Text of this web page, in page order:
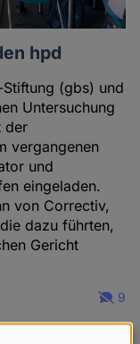
hpd
(gbs) und
Untersuchung
der
vergangenen
und
eingeladen.
von Correctiv,
dazu führten,
Gericht
9